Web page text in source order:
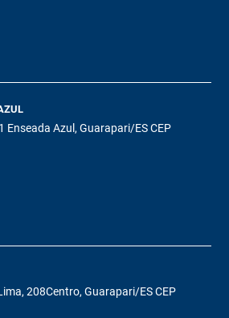
Enseada Azul, Guarapari/ES CEP
208Centro, Guarapari/ES CEP